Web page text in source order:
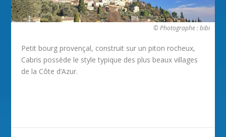
© Photographe : bibi
Petit bourg provençal, construit sur un piton rocheux,
Cabris possède le style typique des plus beaux villages
de la Côte d’Azur.